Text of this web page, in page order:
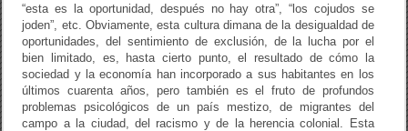
“esta es la oportunidad, después no hay otra”, “los cojudos se
joden”, etc. Obviamente, esta cultura dimana de la desigualdad de
oportunidades, del sentimiento de exclusión, de la lucha por el
bien limitado, es, hasta cierto punto, el resultado de cómo la
sociedad y la economía han incorporado a sus habitantes en los
últimos cuarenta años, pero también es el fruto de profundos
problemas psicológicos de un país mestizo, de migrantes del
campo a la ciudad, del racismo y de la herencia colonial. Esta